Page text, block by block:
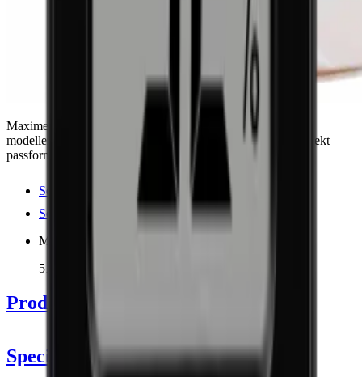
Maximera effektiviteten med Thermocolds plastöverdrag för
modellen EC10. Hållbar, energieffektiv, och säkerställer perfekt
passform. Perfekt för vilken vinkällare som helst.
Se produktdetaljer
Se specifikationer
Mått (BxHxD cm)
51 x 60 x 10 cm
Produktinformation
Specifikationer